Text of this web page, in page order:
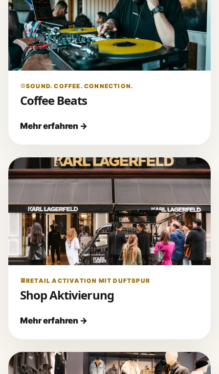
SOUND. COFFEE. CONNECTION.
Coffee Beats
RETAIL ACTIVATION MIT DUFTSPUR
Shop Aktivierung